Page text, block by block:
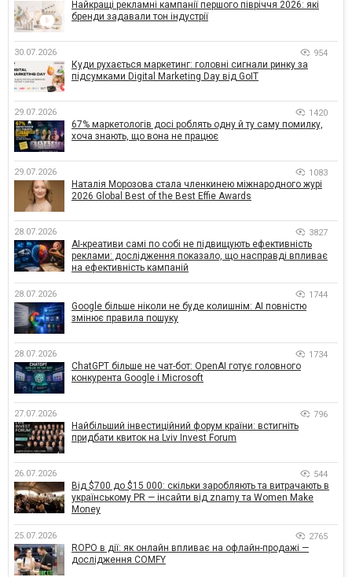
Найкращі рекламні кампанії першого півріччя 2026: які
бренди задавали тон індустрії
30.07.2026 954
Куди рухається маркетинг: головні сигнали ринку за
підсумками Digital Marketing Day від GoIT
29.07.2026 1420
67% маркетологів досі роблять одну й ту саму помилку,
хоча знають, що вона не працює
29.07.2026 1083
Наталія Морозова стала членкинею міжнародного журі
2026 Global Best of the Best Effie Awards
28.07.2026 3827
AI-креативи самі по собі не підвищують ефективність
реклами: дослідження показало, що насправді впливає
на ефективність кампаній
28.07.2026 1744
Google більше ніколи не буде колишнім: AI повністю
змінює правила пошуку
28.07.2026 1734
ChatGPT більше не чат-бот: OpenAI готує головного
конкурента Google і Microsoft
27.07.2026 796
Найбільший інвестиційний форум країни: встигніть
придбати квиток на Lviv Invest Forum
26.07.2026 544
Від $700 до $15 000: скільки заробляють та витрачають в
українському PR — інсайти від znamy та Women Make
Money
25.07.2026 2765
ROPO в дії: як онлайн впливає на офлайн-продажі —
дослідження COMFY